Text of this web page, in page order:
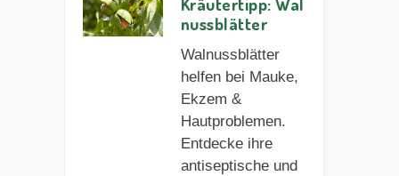
nussblätter
Walnussblätter
helfen bei Mauke,
Ekzem &
Hautproblemen.
Entdecke ihre
antiseptische und